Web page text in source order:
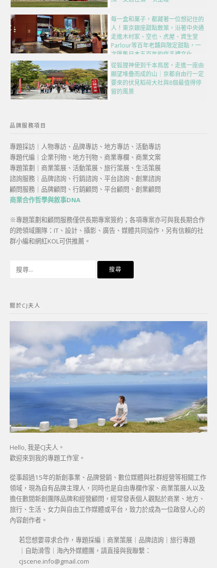
每一盒和菓子，都藏著一位想記住的
人！東京銀座甜點散策，沿著中央通
走進木村家、空也、虎屋、資生堂
Parlour等百年老舖與限定甜點，一
次匯集日本五百年的伴手禮文化
從狐狸神使到千本鳥居，走進一座由
願望堆疊而成的山｜京都自由行一定
要來的伏見稻荷大社與8個最值得停
留的風景
品牌服務項目
專題採訪｜人物專訪、品牌專訪、地方專訪、活動專訪
專題代編｜企業刊物、地方刊物、商業專欄、商業文案
專題策劃｜商業策展、活動策展、旅行策展、生活策展
諮詢服務｜品牌諮詢、行銷諮詢、平台諮詢、創業諮詢
顧問服務｜品牌顧問、行銷顧問、平台顧問、創業顧問
商業合作哲學與敘事DNA
※專題策劃和顧問服務僅供長期專案簽約；各項專案亦可與我長期合作
的跨領域團隊：IT、設計、攝影、廣告、媒體共同協作，另有信賴的社
群小編和網紅KOL可供推薦。
字:
關於CJ夫人
Hello, 我是CJ夫人。
歡迎來到我的專題工作室。
從事超過15年的新創事業、品牌營銷、數位媒體與社群經營等相關工作
領域，現為自有品牌主理人，同時也是自由專欄作家、商業策展人以及
擔任數間新創團隊品牌和經營顧問，經常發表個人觀點於商業、地方、
旅行、生活、女力與自由工作媒體或平台，致力於成為一位啟發人心的
內容創作者。
若您想要尋求合作，專題採編｜商業策展｜品牌諮詢｜旅行專題
｜自助滑雪｜海內外媒體團，請直接與我聯繫：
cjscene.info@gmail.com